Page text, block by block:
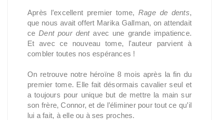
Après l’excellent premier tome, Rage de dents,
que nous avait offert Marika Gallman, on attendait
ceDent pour dentavec une grande impatience.
Et avec ce nouveau tome, l'auteur parvient à
combler toutes nos espérances !
On retrouve notre héroïne 8 mois après la fin du
premier tome. Elle fait désormais cavalier seul et
a toujours pour unique but de mettre la main sur
son frère, Connor, et de l’éliminer pour tout ce qu’il
lui a fait, à elle ou à ses proches.